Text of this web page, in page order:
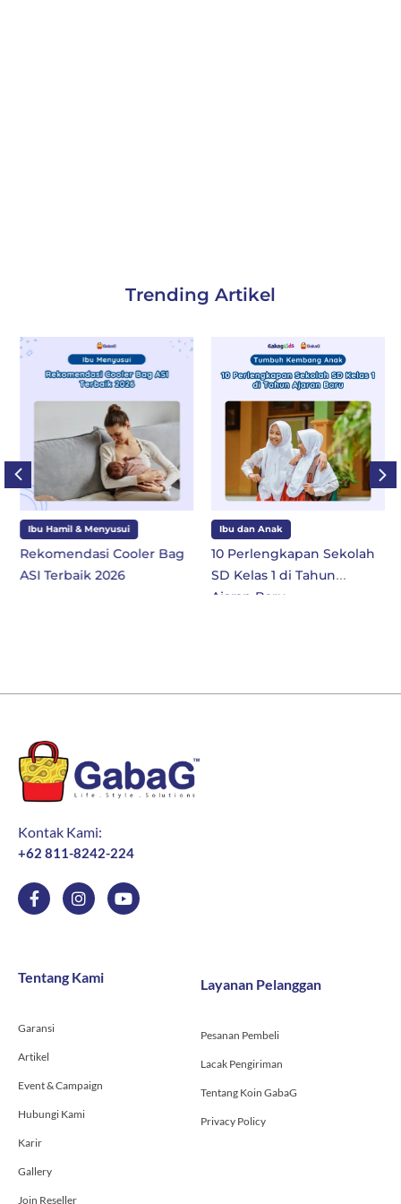
Trending Artikel
Ibu Hamil & Menyusui
Rekomendasi Cooler Bag
ASI Terbaik 2026
Ibu dan Anak
10 Perlengkapan Sekolah
SD Kelas 1 di Tahun
Ajaran Baru
Kontak Kami:
+62 811-8242-224
F
a
c
o
f
I
n
s
g
r
Y
o
u
Tentang Kami
Garansi
Artikel
Event & Campaign
Hubungi Kami
Karir
Gallery
Join Reseller
Layanan Pelanggan
Pesanan Pembeli
Lacak Pengiriman
Tentang Koin GabaG
Privacy Policy